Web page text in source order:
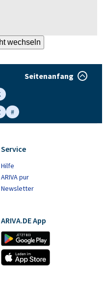
Seitenanfang
#
Service
Hilfe
ARIVA pur
Newsletter
ARIVA.DE App